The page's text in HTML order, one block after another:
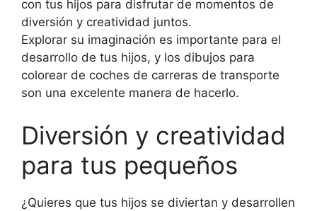
con tus hijos para disfrutar de momentos de
diversión y creatividad juntos.
Explorar su imaginación es importante para el
desarrollo de tus hijos, y los dibujos para
colorear de coches de carreras de transporte
son una excelente manera de hacerlo.
Diversión y creatividad
para tus pequeños
¿Quieres que tus hijos se diviertan y desarrollen